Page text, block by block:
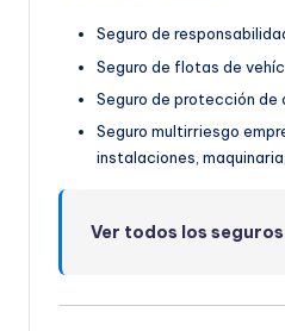
Seguro de
Seguro de flotas de
Seguro de protección
Seguro multirriesgo
instalaciones,
Ver todos los